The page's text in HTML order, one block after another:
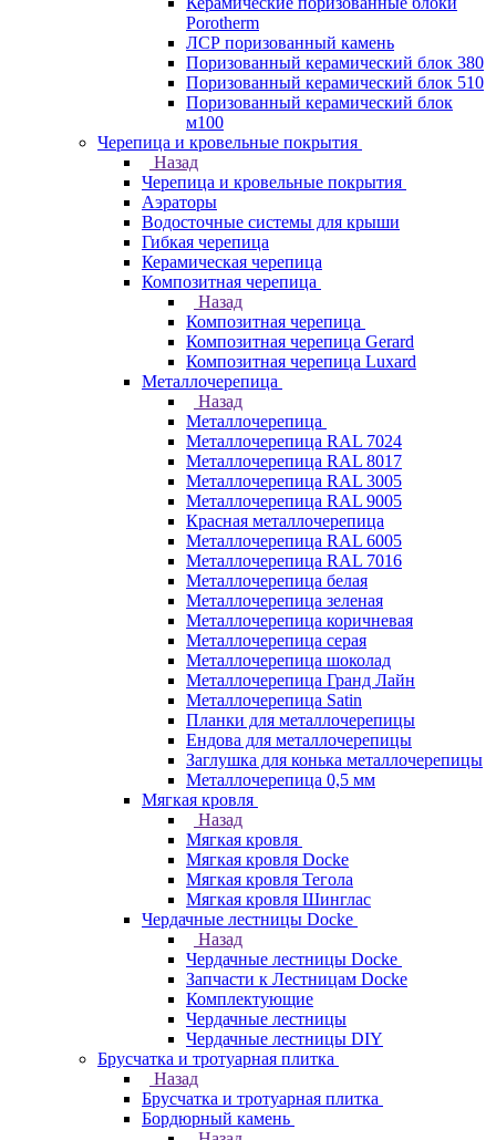
Porotherm
ЛСР поризованный камень
Поризованный керамический блок 380
Поризованный керамический блок 510
Поризованный керамический блок
м100
Черепица и кровельные покрытия
Назад
Черепица и кровельные покрытия
Аэраторы
Водосточные системы для крыши
Гибкая черепица
Керамическая черепица
Композитная черепица
Назад
Композитная черепица
Композитная черепица Gerard
Композитная черепица Luxard
Металлочерепица
Назад
Металлочерепица
Металлочерепица RAL 7024
Металлочерепица RAL 8017
Металлочерепица RAL 3005
Металлочерепица RAL 9005
Красная металлочерепица
Металлочерепица RAL 6005
Металлочерепица RAL 7016
Металлочерепица белая
Металлочерепица зеленая
Металлочерепица коричневая
Металлочерепица серая
Металлочерепица шоколад
Металлочерепица Гранд Лайн
Металлочерепица Satin
Планки для металлочерепицы
Ендова для металлочерепицы
Заглушка для конька металлочерепицы
Металлочерепица 0,5 мм
Мягкая кровля
Назад
Мягкая кровля
Мягкая кровля Docke
Мягкая кровля Тегола
Мягкая кровля Шинглас
Чердачные лестницы Docke
Назад
Чердачные лестницы Docke
Запчасти к Лестницам Docke
Комплектующие
Чердачные лестницы
Чердачные лестницы DIY
Брусчатка и тротуарная плитка
Назад
Брусчатка и тротуарная плитка
Бордюрный камень